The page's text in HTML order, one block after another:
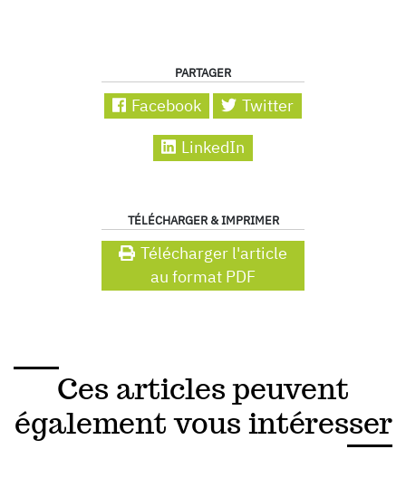
PARTAGER
Facebook Twitter
LinkedIn
TÉLÉCHARGER & IMPRIMER
Télécharger l'article
au format PDF
Ces articles peuvent
également vous intéresser